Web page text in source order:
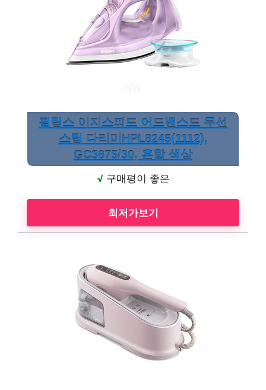
필립스 이지스피드 어드밴스드 무선
스팀 다리미HPL8245(1112),
GC3675/30, 혼합 색상
√구매평이 좋은
최저가보기